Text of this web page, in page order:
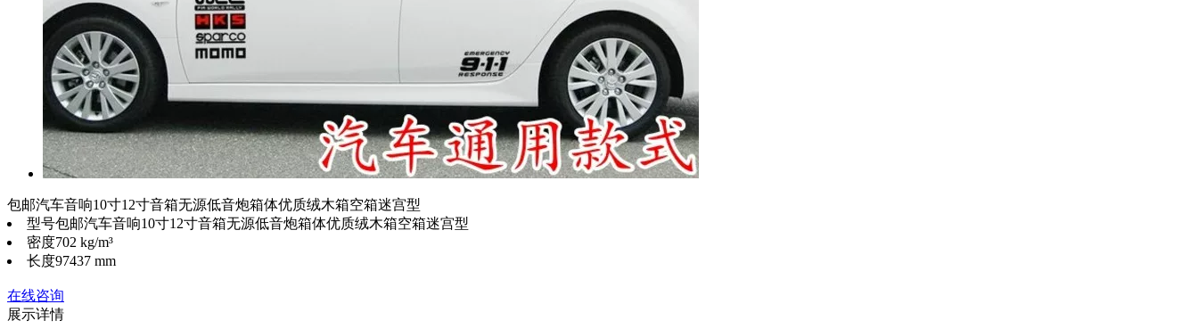
包邮汽车音响10寸12寸音箱无源低音炮箱体优质绒木箱空箱迷宫型
型号包邮汽车音响10寸12寸音箱无源低音炮箱体优质绒木箱空箱迷宫型
密度702 kg/m³
长度97437 mm
在线咨询
展示详情